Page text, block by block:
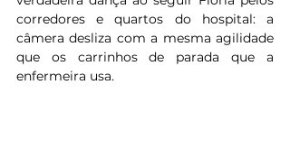
corredores e quartos do hospital: a
câmera desliza com a mesma agilidade
que os carrinhos de parada que a
enfermeira usa.